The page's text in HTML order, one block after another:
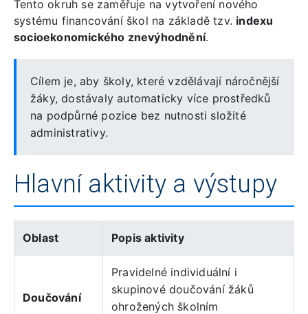
Tento okruh se zaměřuje na vytvoření nového
systému financování škol na základě tzv. indexu
socioekonomického znevýhodnění.
Cílem je, aby školy, které vzdělávají náročnější
žáky, dostávaly automaticky více prostředků
na podpůrné pozice bez nutnosti složité
administrativy.
Hlavní aktivity a výstupy
Oblast Popis aktivity
Doučování
Pravidelné individuální i
skupinové doučování žáků
ohrožených školním